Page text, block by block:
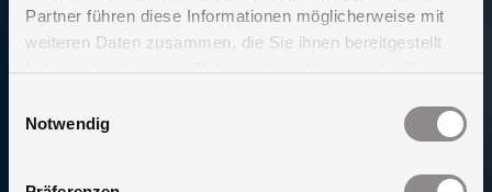
Partner führen diese Informationen möglicherweise mit
weiteren Daten zusammen, die Sie ihnen bereitgestellt
haben oder die sie im Rahmen Ihrer Nutzung der Dienste
Notwendig